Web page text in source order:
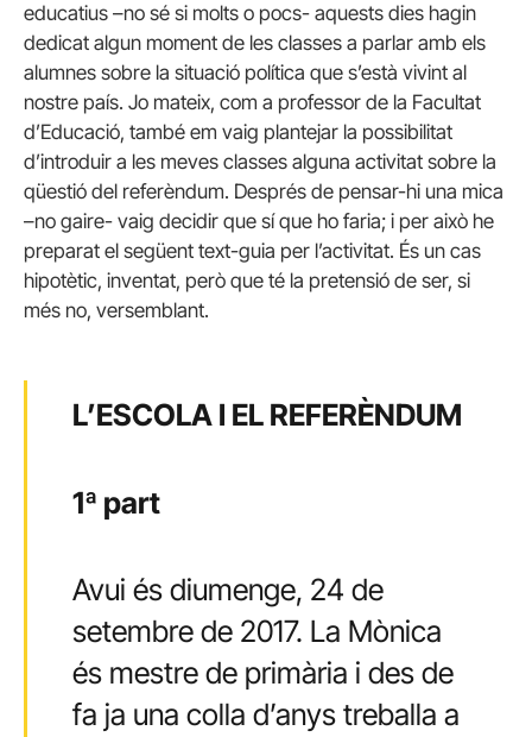
educatius –no sé si molts o pocs- aquests dies hagin
dedicat algun moment de les classes a parlar amb els
alumnes sobre la situació política que s’està vivint al
nostre país. Jo mateix, com a professor de la Facultat
d’Educació, també em vaig plantejar la possibilitat
d’introduir a les meves classes alguna activitat sobre la
qüestió del referèndum. Després de pensar-hi una mica
–no gaire- vaig decidir que sí que ho faria; i per això he
preparat el següent text-guia per l’activitat. És un cas
hipotètic, inventat, però que té la pretensió de ser, si
més no, versemblant.
L’ESCOLA I EL REFERÈNDUM
1ª part
Avui és diumenge, 24 de
setembre de 2017. La Mònica
és mestre de primària i des de
fa ja una colla d’anys treballa a